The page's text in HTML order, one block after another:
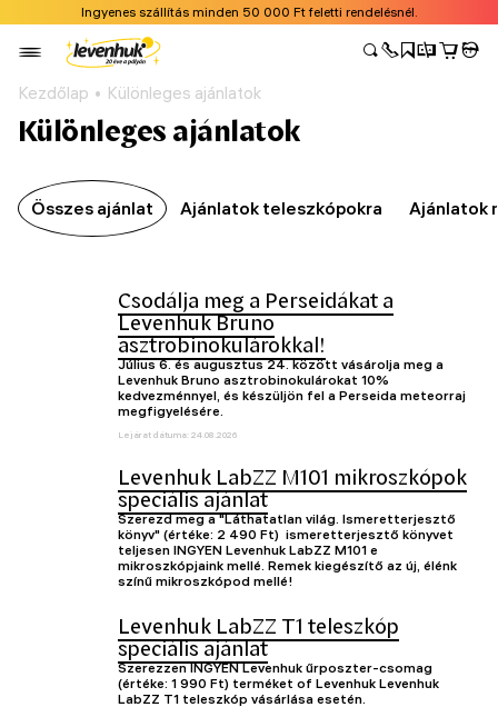
Ingyenes szállítás minden 50 000 Ft feletti rendelésnél.
Kezdőlap Különleges ajánlatok
Különleges ajánlatok
Összes ajánlat Ajánlatok teleszkópokra Ajánlatok
Csodálja meg a Perseidákat a
Levenhuk Bruno
asztrobinokulárokkal!
Július 6. és augusztus 24. között vásárolja meg a
Levenhuk Bruno asztrobinokulárokat 10%
kedvezménnyel, és készüljön fel a Perseida meteorraj
megfigyelésére.
Lejárat dátuma: 24.08.2026
Levenhuk LabZZ M101 mikroszkópok
speciális ajánlat
Szerezd meg a "Láthatatlan világ. Ismeretterjesztő
könyv" (értéke: 2 490 Ft) ismeretterjesztő könyvet
teljesen INGYEN Levenhuk LabZZ M101 e
mikroszkópjaink mellé. Remek kiegészítő az új, élénk
színű mikroszkópod mellé!
Levenhuk LabZZ T1 teleszkóp
speciális ajánlat
Szerezzen INGYEN Levenhuk űrposzter-csomag
(értéke: 1 990 Ft) terméket of Levenhuk Levenhuk
LabZZ T1 teleszkóp vásárlása esetén.